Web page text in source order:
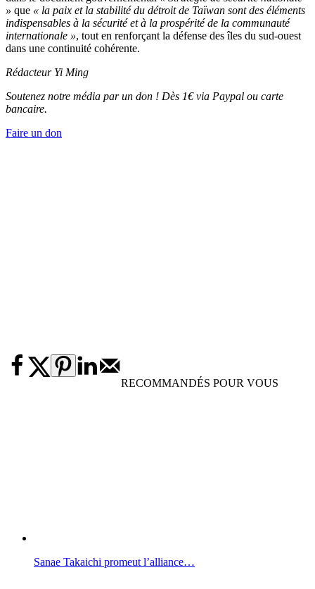
» que « la paix et la stabilité du détroit de Taïwan sont des éléments
indispensables à la sécurité et à la prospérité de la communauté
internationale », tout en renforçant la défense des îles du sud-ouest
dans une continuité cohérente.
Rédacteur Yi Ming
Soutenez notre média par un don ! Dès 1€ via Paypal ou carte
bancaire.
Faire un don
RECOMMANDÉS POUR VOUS
Sanae Takaichi promeut l’alliance…